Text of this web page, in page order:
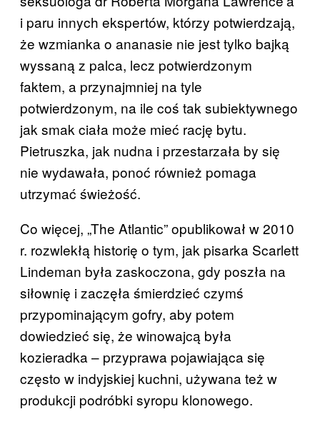
i paru innych ekspertów, którzy potwierdzają,
że wzmianka o ananasie nie jest tylko bajką
wyssaną z palca, lecz potwierdzonym
faktem, a przynajmniej na tyle
potwierdzonym, na ile coś tak subiektywnego
jak smak ciała może mieć rację bytu.
Pietruszka, jak nudna i przestarzała by się
nie wydawała, ponoć również pomaga
utrzymać świeżość.
Co więcej, „The Atlantic” opublikował w 2010
r. rozwlekłą historię o tym, jak pisarka Scarlett
Lindeman była zaskoczona, gdy poszła na
siłownię i zaczęła śmierdzieć czymś
przypominającym gofry, aby potem
dowiedzieć się, że winowajcą była
kozieradka – przyprawa pojawiająca się
często w indyjskiej kuchni, używana też w
produkcji podróbki syropu klonowego.